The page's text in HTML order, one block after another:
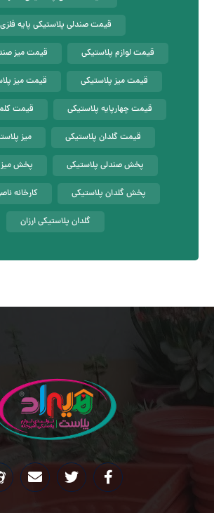
قیمت صندلی پلاستیکی پایه فلزی
قیمت لوازم پلاستیکی قیمت میز
قیمت میز پلاستیکی قیمت میز
قیمت چهارپایه پلاستیکی قیمت
قیمت گلدان پلاستیکی میز
پخش صندلی پلاستیکی پخش میز
پخش گلدان پلاستیکی کارخانه
گلدان پلاستیکی ارزان